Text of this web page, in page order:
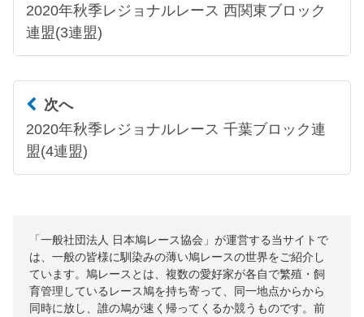
2020年秋季レジョナルレース 西関東ブロック
連盟(3連盟)
次へ
2020年秋季レジョナルレース 千葉ブロック連
盟(4連盟)
「一般社団法人 日本鳩レース協会」が運営する当サイトで
は、一般の皆様に馴染みの薄い鳩レースの世界をご紹介し
ています。鳩レースとは、複数の愛好家が各自で繁殖・飼
育管理しているレース鳩を持ち寄って、同一地点からから
同時に放し、誰の鳩が速く帰ってくるか競うものです。前